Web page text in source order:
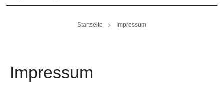
Startseite Impressum
Impressum